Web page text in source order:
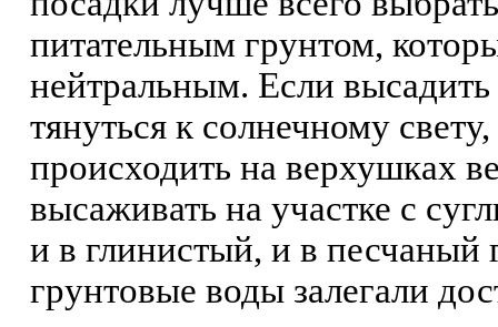
питательным грунтом,
нейтральным. Если высадить
тянуться к солнечному
происходить на верхушках
высаживать на участке с
и в глинистый, и в песчаный
грунтовые воды залегали